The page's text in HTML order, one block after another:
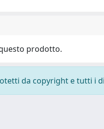
prodotto.
da copyright e tutti i